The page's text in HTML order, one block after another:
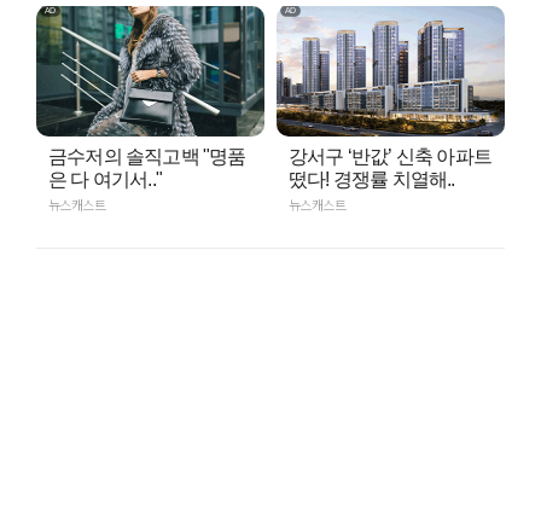
금수저의 솔직고백 "명품
은 다 여기서.."
뉴스캐스트
강서구 ‘반값’ 신축 아파트
떴다! 경쟁률 치열해..
뉴스캐스트